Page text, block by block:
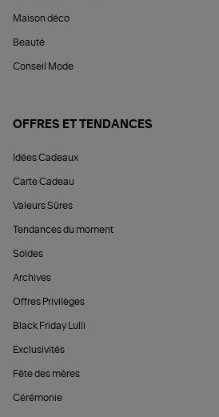
Maison déco
Beauté
Conseil Mode
OFFRES ET TENDANCES
Idées Cadeaux
Carte Cadeau
Valeurs Sûres
Tendances du moment
Soldes
Archives
Offres Privilèges
Black Friday Lulli
Exclusivités
Fête des mères
Cérémonie